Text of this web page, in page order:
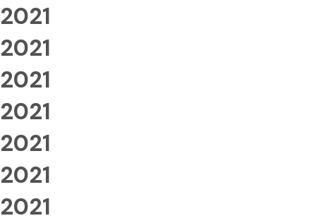
2021
2021
2021
2021
2021
2021
2021